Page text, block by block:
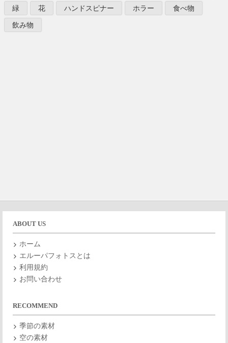
緑
花 ハンドスピナー ホラー
食べ物
飲み物
ABOUT US
ホーム
エルーパフォトスとは
利用規約
お問い合わせ
RECOMMEND
季節の素材
空の素材